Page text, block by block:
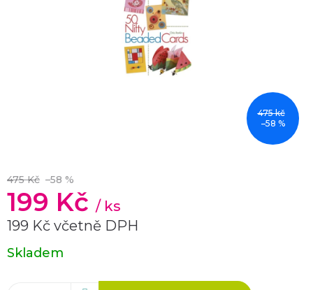
475 kč
–58 %
475 Kč –58 %
199 Kč / ks
199 Kč včetně DPH
Měrná
cena:
Skladem